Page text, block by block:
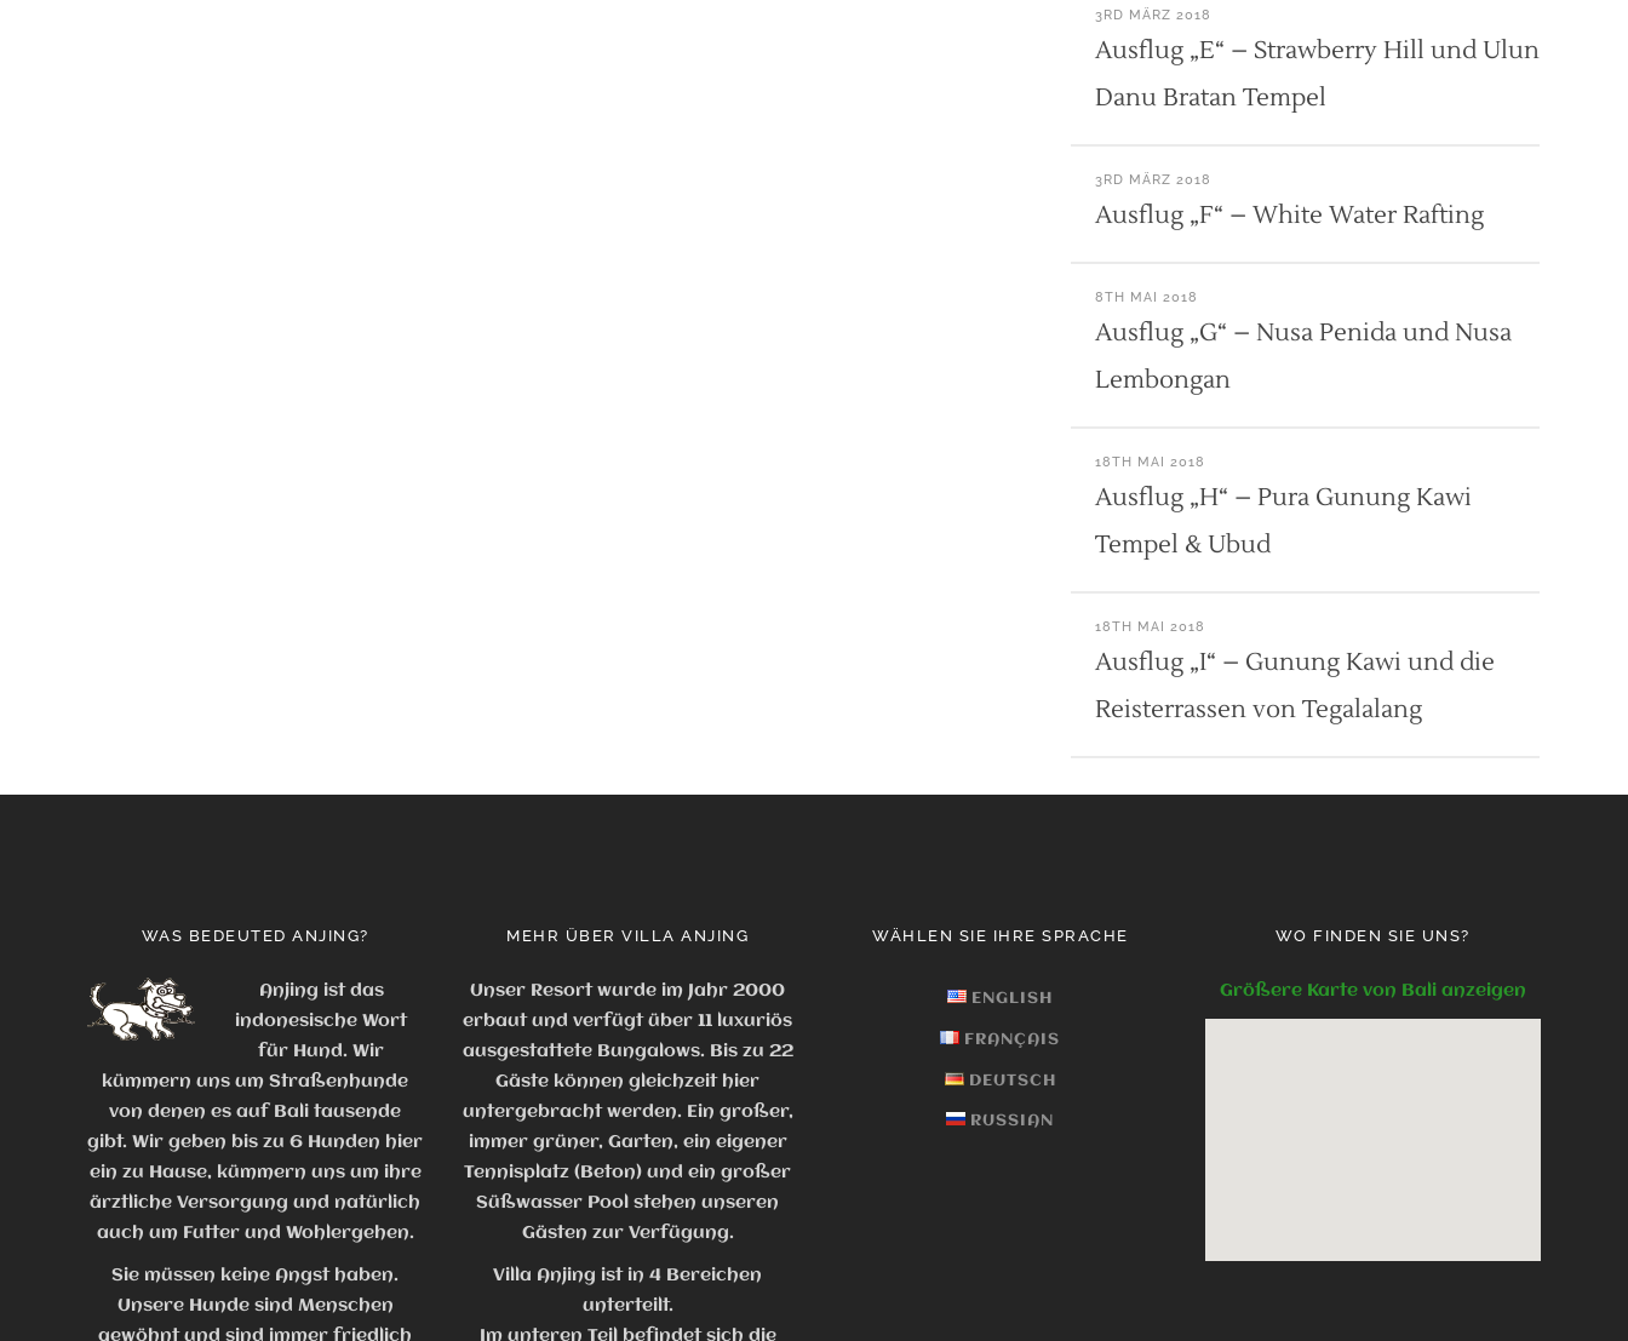
3RD MÄRZ 2018
Ausflug „E“ – Strawberry Hill und Ulun
Danu Bratan Tempel
3RD MÄRZ 2018
Ausflug „F“ – White Water Rafting
8TH MAI 2018
Ausflug „G“ – Nusa Penida und Nusa
Lembongan
18TH MAI 2018
Ausflug „H“ – Pura Gunung Kawi
Tempel & Ubud
18TH MAI 2018
Ausflug „I“ – Gunung Kawi und die
Reisterrassen von Tegalalang
WAS BEDEUTED ANJING?
Anjing ist das
indonesische Wort
für Hund. Wir
kümmern uns um Straßenhunde
von denen es auf Bali tausende
gibt. Wir geben bis zu 6 Hunden hier
ein zu Hause, kümmern uns um ihre
ärztliche Versorgung und natürlich
auch um Futter und Wohlergehen.
Sie müssen keine Angst haben.
Unsere Hunde sind Menschen
gewöhnt und sind immer friedlich
MEHR ÜBER VILLA ANJING
Unser Resort wurde im Jahr 2000
erbaut und verfügt über 11 luxuriös
ausgestattete Bungalows. Bis zu 22
Gäste können gleichzeit hier
untergebracht werden. Ein großer,
immer grüner, Garten, ein eigener
Tennisplatz (Beton) und ein großer
Süßwasser Pool stehen unseren
Gästen zur Verfügung.
Villa Anjing ist in 4 Bereichen
unterteilt.
Im unteren Teil befindet sich die
WÄHLEN SIE IHRE SPRACHE
ENGLISH
FRANÇAIS
DEUTSCH
RUSSIAN
WO FINDEN SIE UNS?
Größere Karte von Bali anzeigen